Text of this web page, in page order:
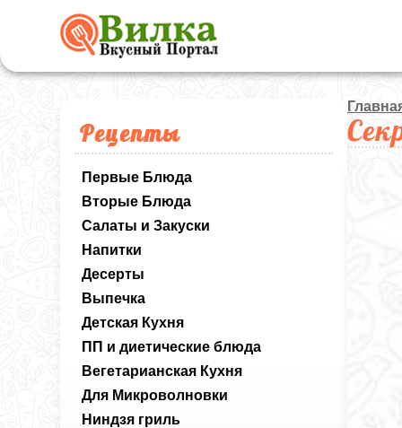
Рецепты
Первые Блюда
Вторые Блюда
Салаты и Закуски
Напитки
Десерты
Выпечка
Детская Кухня
ПП и диетические блюда
Вегетарианская Кухня
Для Микроволновки
Ниндзя гриль